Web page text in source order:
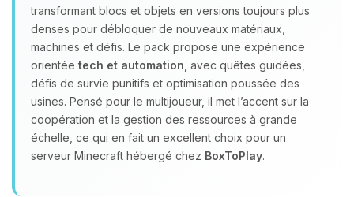
transformant blocs et objets en versions toujours plus
denses pour débloquer de nouveaux matériaux,
machines et défis. Le pack propose une expérience
orientée tech et automation , avec quêtes guidées,
défis de survie punitifs et optimisation poussée des
usines. Pensé pour le multijoueur, il met l’accent sur la
coopération et la gestion des ressources à grande
échelle, ce qui en fait un excellent choix pour un
serveur Minecraft hébergé chez BoxToPlay.